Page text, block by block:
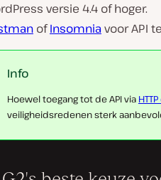
versie 4.4 of hoger.
ofInsomniavoor API
Info
Hoewel toegang tot de API via
veiligheidsredenen sterk